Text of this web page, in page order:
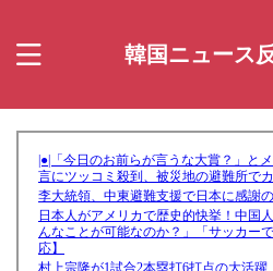
韓国ニュース